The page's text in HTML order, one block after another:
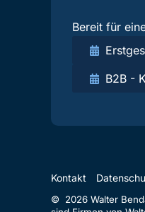
Bereit für
B2B -
Kontakt
© 2026 Walter